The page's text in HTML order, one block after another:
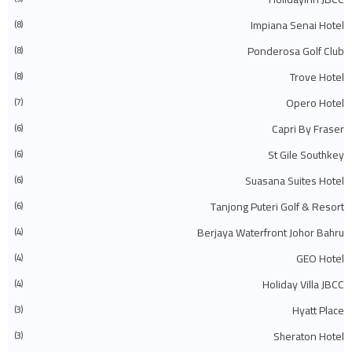
◄يوليو 2023 (40)
◄يونيو 2023 (32)
◄أبريل 2023 (29)
◄
◄فبراير 2023
◄يناير 2023
◄
2022
(575)
◄ديسمبر 2022
◄أكتوبر 2022 (35)
◄ سبتمبر 2022 (45)
◄أغسطس 2022 (47)
◄يوليو 2022 (54)
◄مايو 2022 (31)
◄مارس 2022
◄فبراير 2022 (54)
◄يناير 2022 (52)
▼
2021
(745)
ديسمبر 2021
◄نوفمبر 2021
Impiana Senai Hotel
(8)
Ponderosa Golf Club
(8)
Trove Hotel
(8)
Opero Hotel
(7)
Capri By Fraser
(6)
St Gile Southkey
(6)
Suasana Suites Hotel
(6)
Tanjong Puteri Golf & Resort
(6)
Berjaya Waterfront Johor Bahru
(4)
GEO Hotel
(4)
Holiday Villa JBCC
(4)
Hyatt Place
(3)
Sheraton Hotel
(3)